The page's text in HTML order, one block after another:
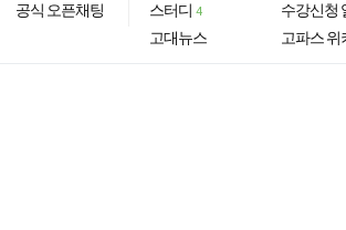
공식 오픈채팅 스터디 4
고대뉴스
수강신청
고파스 위